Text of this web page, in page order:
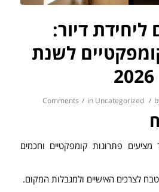
דיור:
לשנת
2026
/ in Uncategorized /
מציעים פתרונות קומפקטיים וחכמים
לצרכים האישיים ולמגבלות המקום.